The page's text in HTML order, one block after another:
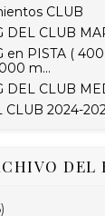
CLUB
DEL CLUB
en PISTA (
m...
DEL CLUB
CLUB 2024-
DEL